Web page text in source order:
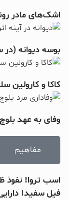
اشک‌های مادر
بوسه دیوانه
کاکا و کارولین
وفای به عهد
مفاهیم
اسب تروا! نفوذ
فیل سفید!